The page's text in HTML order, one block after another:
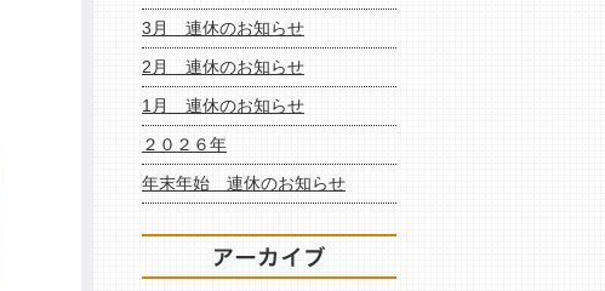
3月 連休のお知らせ
2月 連休のお知らせ
1月 連休のお知らせ
２０２６年
年末年始 連休のお知らせ